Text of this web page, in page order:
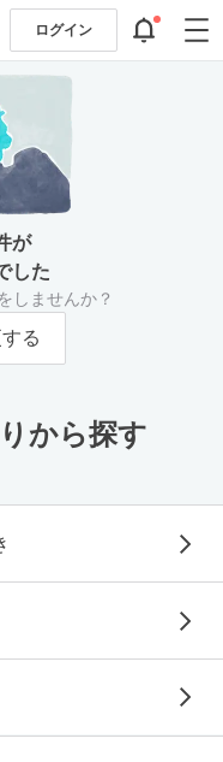
ログイン
が
した
しませんか？
る
から探す